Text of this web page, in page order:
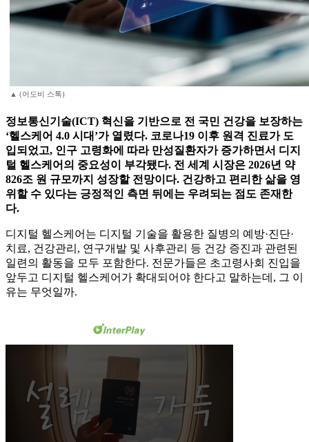
▲ (어도비 스톡)
정보통신기술(ICT) 혁신을 기반으로 전 국민 건강을 보장하는
‘헬스케어 4.0 시대’가 열렸다. 코로나19 이후 원격 진료가 도
입되었고, 인구 고령화에 따라 만성질환자가 증가하면서 디지
털 헬스케어의 중요성이 부각됐다. 전 세계 시장은 2026년 약
826조 원 규모까지 성장할 전망이다. 건강하고 편리한 삶을 영
위할 수 있다는 긍정적인 측면 뒤에는 우려되는 점도 존재한
다.
디지털 헬스케어는 디지털 기술을 활용한 질병의 예방·진단·
치료, 건강관리, 연구개발 및 사후관리 등 건강 증진과 관련된
일련의 활동을 모두 포함한다. 전문가들은 초고령사회 진입을
앞두고 디지털 헬스케어가 확대되어야 한다고 말하는데, 그 이
유는 무엇일까.